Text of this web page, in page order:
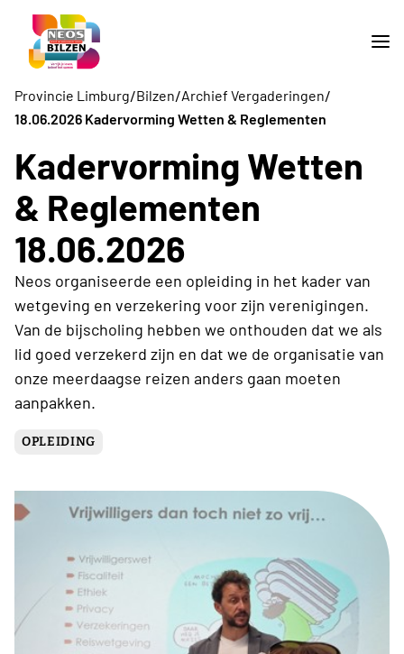
Provincie Limburg/Bilzen/Archief Vergaderingen/
18.06.2026 Kadervorming Wetten & Reglementen
Kadervorming Wetten
& Reglementen
18.06.2026
Neos organiseerde een opleiding in het kader van
wetgeving en verzekering voor zijn verenigingen.
Van de bijscholing hebben we onthouden dat we als
lid goed verzekerd zijn en dat we de organisatie van
onze meerdaagse reizen anders gaan moeten
aanpakken.
OPLEIDING